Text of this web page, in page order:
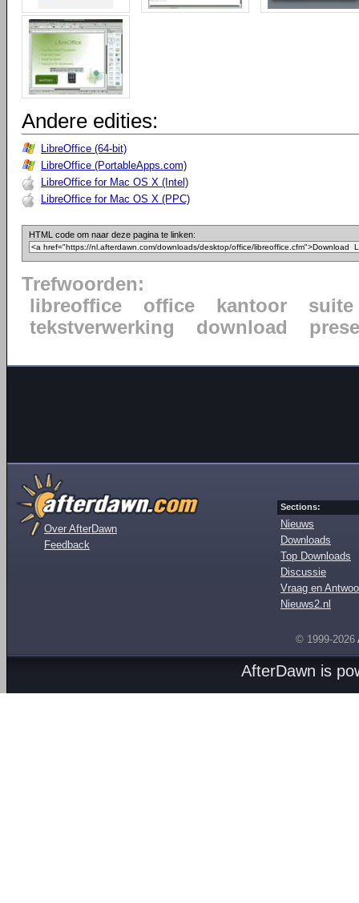
Andere edities:
LibreOffice (64-bit)
LibreOffice (PortableApps.com)
LibreOffice for Mac OS X (Intel)
LibreOffice for Mac OS X (PPC)
HTML code om naar deze pagina te linken:
Trefwoorden:
libreoffice
office kantoor
suite
tekstverwerking
download
Over AfterDawn
Feedback
Sections:
Nieuws
Downloads
Top Downloads
Discussie
Vraag en
Nieuws2.nl
© 1999-2026
AfterDawn is